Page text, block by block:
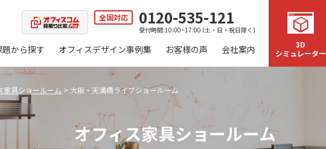
全国対応 0120-535-121
受付時間:10:00~17:00 (土・日・祝日除く)
題から探す オフィスデザイン事例集 お客様の声 会社案内
3D
シミュレーター
家具ショールーム > 大阪・天満橋ライブショールーム
オフィス家具ショールーム